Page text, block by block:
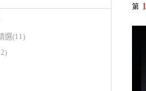
選(11)
第 1